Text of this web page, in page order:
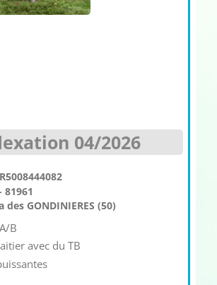
04/2026
81961
des GONDINIERES (50)
B
avec du TB